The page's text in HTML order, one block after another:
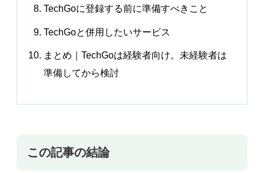
TechGoに登録する前に準備すべきこと
TechGoと併用したいサービス
まとめ｜TechGoは経験者向け。未経験者は
準備してから検討
この記事の結論